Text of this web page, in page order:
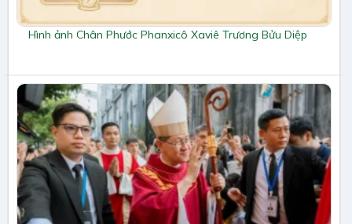
Hình ảnh Chân Phước Phanxicô Xaviê Trương Bửu Diệp